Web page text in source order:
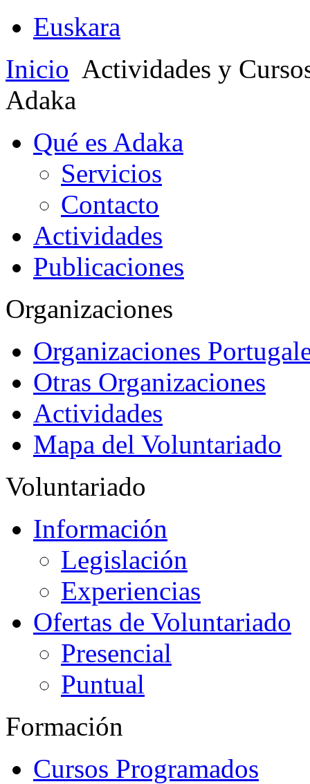
Euskara
Inicio Actividades y
Adaka
Qué es Adaka
Servicios
Contacto
Actividades
Publicaciones
Organizaciones
Organizaciones
Otras Organizaciones
Actividades
Mapa del Voluntariado
Voluntariado
Información
Legislación
Experiencias
Ofertas de Voluntariado
Presencial
Puntual
Formación
Cursos Programados